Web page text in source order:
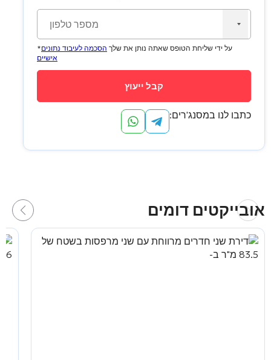
No
country
*על ידי שליחת הטופס שאתה נותן את שלך הסכמה לעיבוד נתונים
אישיים
כתבו לנו במסנג'רים:
אובייקטים דומים